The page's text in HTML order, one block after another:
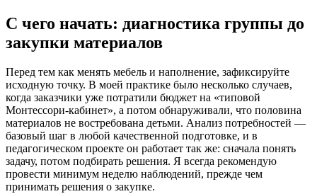
С чего начать: диагностика группы до
закупки материалов
Перед тем как менять мебель и наполнение, зафиксируйте
исходную точку. В моей практике было несколько случаев,
когда заказчики уже потратили бюджет на «типовой
Монтессори-кабинет», а потом обнаруживали, что половина
материалов не востребована детьми. Анализ потребностей —
базовый шаг в любой качественной подготовке, и в
педагогическом проекте он работает так же: сначала понять
задачу, потом подбирать решения. Я всегда рекомендую
провести минимум неделю наблюдений, прежде чем
принимать решения о закупке.